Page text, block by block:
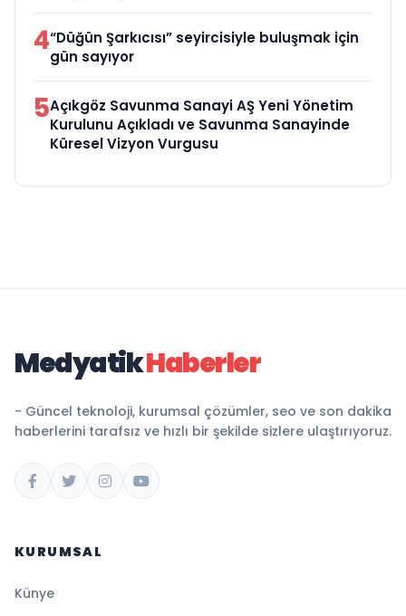
4“Düğün Şarkıcısı” seyircisiyle buluşmak için
gün sayıyor
5Açıkgöz Savunma Sanayi AŞ Yeni Yönetim
Kurulunu Açıkladı ve Savunma Sanayinde
Küresel Vizyon Vurgusu
MedyatikHaberler
- Güncel teknoloji, kurumsal çözümler, seo ve son dakika
haberlerini tarafsız ve hızlı bir şekilde sizlere ulaştırıyoruz.
KURUMSAL
Künye